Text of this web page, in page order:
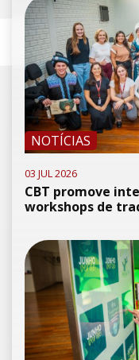
NOTÍCIAS
03 JUL 2026
CBT promove
workshops de